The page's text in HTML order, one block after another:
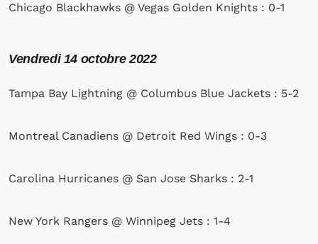
Chicago Blackhawks @ Vegas Golden Knights : 0-1
Vendredi14 octobre 2022
Tampa Bay Lightning @ Columbus Blue Jackets : 5-2
Montreal Canadiens @ Detroit Red Wings : 0-3
Carolina Hurricanes @ San Jose Sharks : 2-1
New York Rangers @ Winnipeg Jets : 1-4